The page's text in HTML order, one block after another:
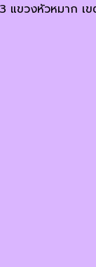
แขวงหัวหมาก เ